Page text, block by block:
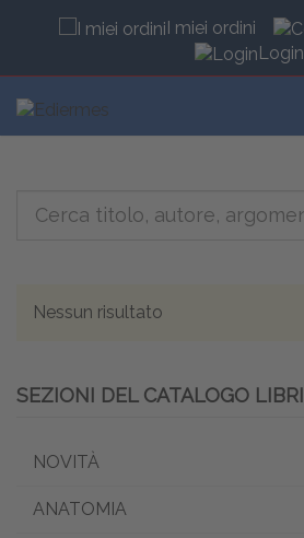
I miei ordini
Login
Nessun risultato
SEZIONI DEL CATALOGO LIBRI
NOVITÀ
ANATOMIA